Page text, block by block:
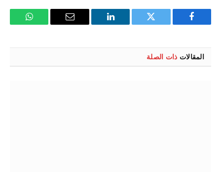
فيسبوك تويتر لينكدإن
البريد
واتساب
المقالات ذات الصلة